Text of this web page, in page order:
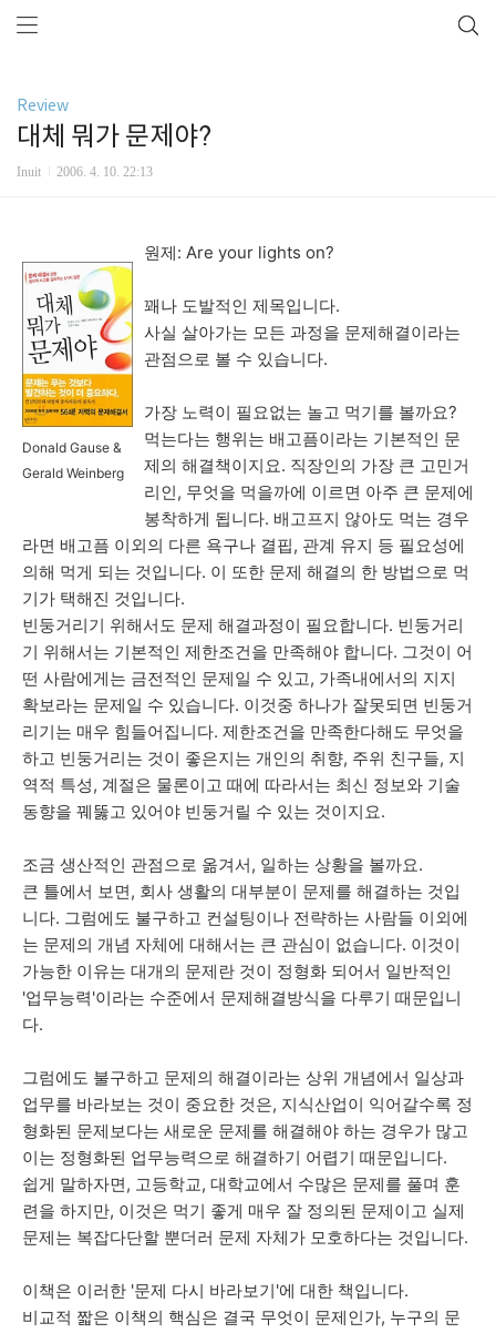
Review
대체 뭐가 문제야?
Inuit 2006. 4. 10. 22:13
Donald Gause &
Gerald Weinberg
원제: Are your lights on?
꽤나 도발적인 제목입니다.
사실 살아가는 모든 과정을 문제해결이라는
관점으로 볼 수 있습니다.
가장 노력이 필요없는 놀고 먹기를 볼까요?
먹는다는 행위는 배고픔이라는 기본적인 문
제의 해결책이지요. 직장인의 가장 큰 고민거
리인, 무엇을 먹을까에 이르면 아주 큰 문제에
봉착하게 됩니다. 배고프지 않아도 먹는 경우
라면 배고픔 이외의 다른 욕구나 결핍, 관계 유지 등 필요성에
의해 먹게 되는 것입니다. 이 또한 문제 해결의 한 방법으로 먹
기가 택해진 것입니다.
빈둥거리기 위해서도 문제 해결과정이 필요합니다. 빈둥거리
기 위해서는 기본적인 제한조건을 만족해야 합니다. 그것이 어
떤 사람에게는 금전적인 문제일 수 있고, 가족내에서의 지지
확보라는 문제일 수 있습니다. 이것중 하나가 잘못되면 빈둥거
리기는 매우 힘들어집니다. 제한조건을 만족한다해도 무엇을
하고 빈둥거리는 것이 좋은지는 개인의 취향, 주위 친구들, 지
역적 특성, 계절은 물론이고 때에 따라서는 최신 정보와 기술
동향을 꿰뚫고 있어야 빈둥거릴 수 있는 것이지요.
조금 생산적인 관점으로 옮겨서, 일하는 상황을 볼까요.
큰 틀에서 보면, 회사 생활의 대부분이 문제를 해결하는 것입
니다. 그럼에도 불구하고 컨설팅이나 전략하는 사람들 이외에
는 문제의 개념 자체에 대해서는 큰 관심이 없습니다. 이것이
가능한 이유는 대개의 문제란 것이 정형화 되어서 일반적인
'업무능력'이라는 수준에서 문제해결방식을 다루기 때문입니
다.
그럼에도 불구하고 문제의 해결이라는 상위 개념에서 일상과
업무를 바라보는 것이 중요한 것은, 지식산업이 익어갈수록 정
형화된 문제보다는 새로운 문제를 해결해야 하는 경우가 많고
이는 정형화된 업무능력으로 해결하기 어렵기 때문입니다.
쉽게 말하자면, 고등학교, 대학교에서 수많은 문제를 풀며 훈
련을 하지만, 이것은 먹기 좋게 매우 잘 정의된 문제이고 실제
문제는 복잡다단할 뿐더러 문제 자체가 모호하다는 것입니다.
이책은 이러한 '문제 다시 바라보기'에 대한 책입니다.
비교적 짧은 이책의 핵심은 결국 무엇이 문제인가, 누구의 문